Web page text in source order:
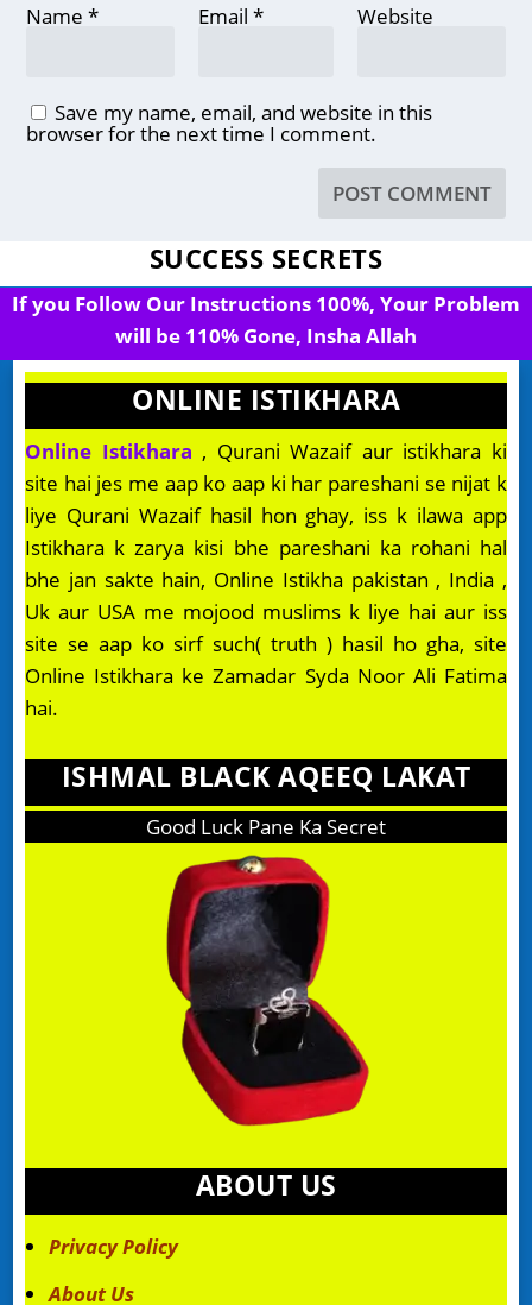
Name* Email * Website
Save my name, email, and website in this
browser for the next time I comment.
SUCCESS SECRETS
If you Follow Our Instructions 100%, Your Problem
will be 110% Gone, Insha Allah
ONLINE ISTIKHARA
Online Istikhara , Qurani Wazaif aur istikhara ki
site hai jes me aap ko aap ki har pareshani se nijat k
liye Qurani Wazaif hasil hon ghay, iss k ilawa app
Istikhara k zarya kisi bhe pareshani ka rohani hal
bhe jan sakte hain, Online Istikha pakistan , India ,
Uk aur USA me mojood muslims k liye hai aur iss
site se aap ko sirf such( truth ) hasil ho gha, site
Online Istikhara ke Zamadar Syda Noor Ali Fatima
hai.
ISHMAL BLACK AQEEQ LAKAT
Good Luck Pane Ka Secret
ABOUT US
Privacy Policy
About Us